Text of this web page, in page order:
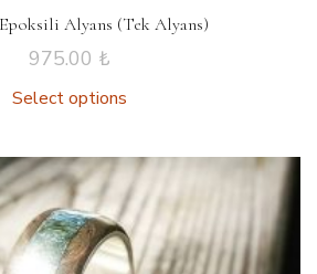
Alyans (Tek Alyans)
975.00 ₺
Select options